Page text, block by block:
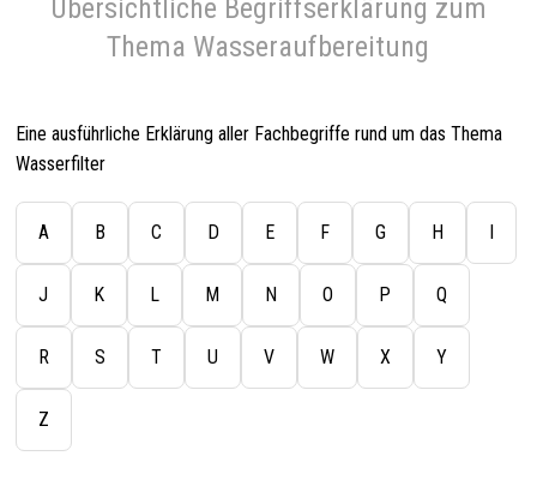
Übersichtliche Begriffserklärung zum
Thema Wasseraufbereitung
Eine ausführliche Erklärung aller Fachbegriffe rund um das Thema
Wasserfilter
A B C D E F G H
J K L M N O P Q
R S T U V W X Y
Z